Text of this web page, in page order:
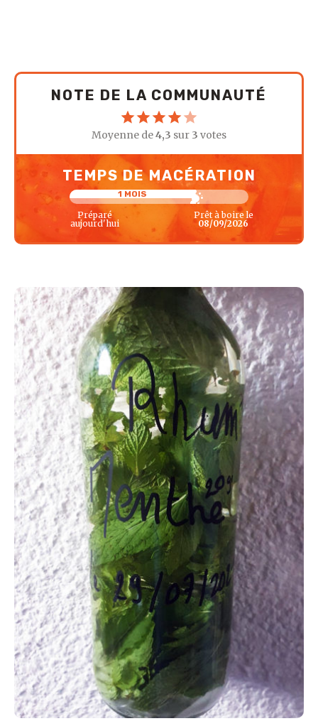
NOTE DE LA COMMUNAUTÉ
Moyenne de4,3 sur 3 votes
TEMPS DE MACÉRATION
1 MOIS
Préparé
aujourd'hui
Prêt à boire le
08/09/2026